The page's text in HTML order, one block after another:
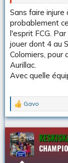
Sans faire
probablement
l'esprit FCG.
jouer dont 4 au
Colomiers, pour
Aurillac.
Avec quelle
L
e
s
r
é
a
c
Gavo